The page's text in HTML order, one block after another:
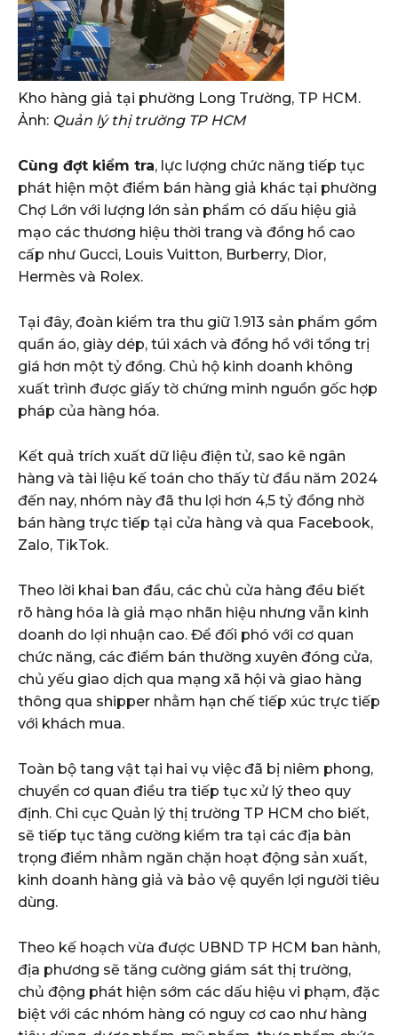
Kho hàng giả tại phường Long Trường, TP HCM.
Ảnh: Quản lý thị trường TP HCM
Cùng đợt kiểm tra, lực lượng chức năng tiếp tục
phát hiện một điểm bán hàng giả khác tại phường
Chợ Lớn với lượng lớn sản phẩm có dấu hiệu giả
mạo các thương hiệu thời trang và đồng hồ cao
cấp như Gucci, Louis Vuitton, Burberry, Dior,
Hermès và Rolex.
Tại đây, đoàn kiểm tra thu giữ 1.913 sản phẩm gồm
quần áo, giày dép, túi xách và đồng hồ với tổng trị
giá hơn một tỷ đồng. Chủ hộ kinh doanh không
xuất trình được giấy tờ chứng minh nguồn gốc hợp
pháp của hàng hóa.
Kết quả trích xuất dữ liệu điện tử, sao kê ngân
hàng và tài liệu kế toán cho thấy từ đầu năm 2024
đến nay, nhóm này đã thu lợi hơn 4,5 tỷ đồng nhờ
bán hàng trực tiếp tại cửa hàng và qua Facebook,
Zalo, TikTok.
Theo lời khai ban đầu, các chủ cửa hàng đều biết
rõ hàng hóa là giả mạo nhãn hiệu nhưng vẫn kinh
doanh do lợi nhuận cao. Để đối phó với cơ quan
chức năng, các điểm bán thường xuyên đóng cửa,
chủ yếu giao dịch qua mạng xã hội và giao hàng
thông qua shipper nhằm hạn chế tiếp xúc trực tiếp
với khách mua.
Toàn bộ tang vật tại hai vụ việc đã bị niêm phong,
chuyển cơ quan điều tra tiếp tục xử lý theo quy
định. Chi cục Quản lý thị trường TP HCM cho biết,
sẽ tiếp tục tăng cường kiểm tra tại các địa bàn
trọng điểm nhằm ngăn chặn hoạt động sản xuất,
kinh doanh hàng giả và bảo vệ quyền lợi người tiêu
dùng.
Theo kế hoạch vừa được UBND TP HCM ban hành,
địa phương sẽ tăng cường giám sát thị trường,
chủ động phát hiện sớm các dấu hiệu vi phạm, đặc
biệt với các nhóm hàng có nguy cơ cao như hàng